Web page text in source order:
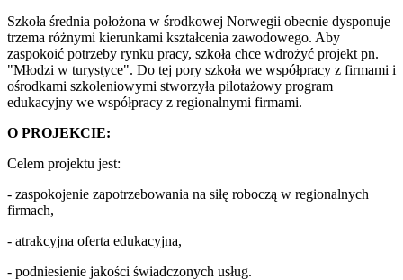
Szkoła średnia położona w środkowej Norwegii obecnie dysponuje
trzema różnymi kierunkami kształcenia zawodowego. Aby
zaspokoić potrzeby rynku pracy, szkoła chce wdrożyć projekt pn.
"Młodzi w turystyce". Do tej pory szkoła we współpracy z firmami i
ośrodkami szkoleniowymi stworzyła pilotażowy program
edukacyjny we współpracy z regionalnymi firmami.
O PROJEKCIE:
Celem projektu jest:
- zaspokojenie zapotrzebowania na siłę roboczą w regionalnych
firmach,
- atrakcyjna oferta edukacyjna,
- podniesienie jakości świadczonych usług.